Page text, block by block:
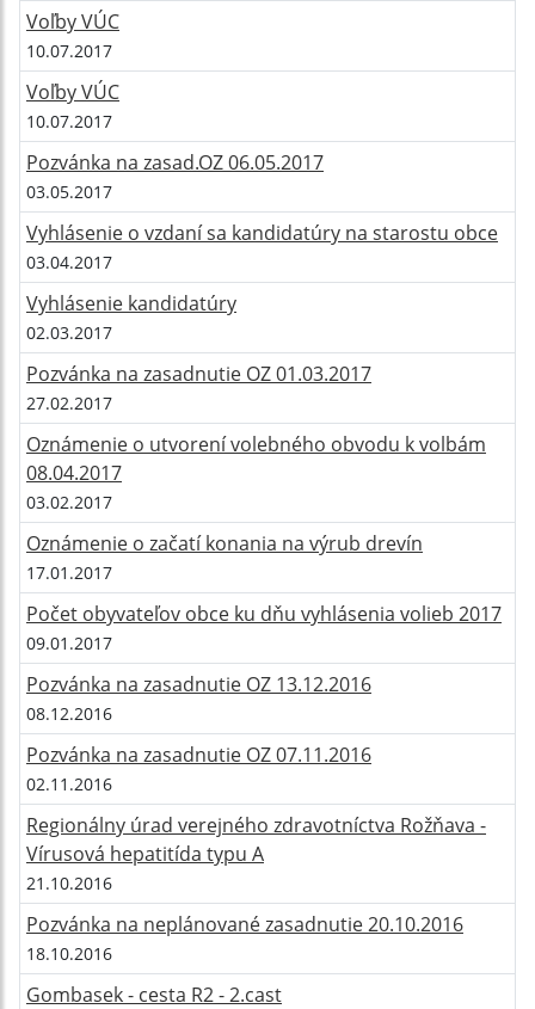
Voľby VÚC
10.07.2017
Voľby VÚC
10.07.2017
Pozvánka na zasad.OZ 06.05.2017
03.05.2017
Vyhlásenie o vzdaní sa kandidatúry na starostu obce
03.04.2017
Vyhlásenie kandidatúry
02.03.2017
Pozvánka na zasadnutie OZ 01.03.2017
27.02.2017
Oznámenie o utvorení volebného obvodu k volbám
08.04.2017
03.02.2017
Oznámenie o začatí konania na výrub drevín
17.01.2017
Počet obyvateľov obce ku dňu vyhlásenia volieb 2017
09.01.2017
Pozvánka na zasadnutie OZ 13.12.2016
08.12.2016
Pozvánka na zasadnutie OZ 07.11.2016
02.11.2016
Regionálny úrad verejného zdravotníctva Rožňava -
Vírusová hepatitída typu A
21.10.2016
Pozvánka na neplánované zasadnutie 20.10.2016
18.10.2016
Gombasek - cesta R2 - 2.cast